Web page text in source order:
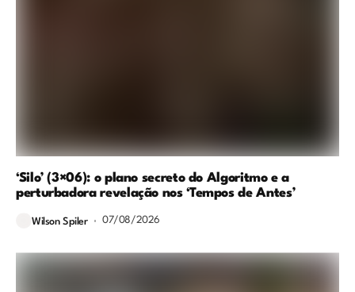
‘Silo’ (3×06): o plano secreto do Algoritmo e a
perturbadora revelação nos ‘Tempos de Antes’
Wilson Spiler 07/08/2026